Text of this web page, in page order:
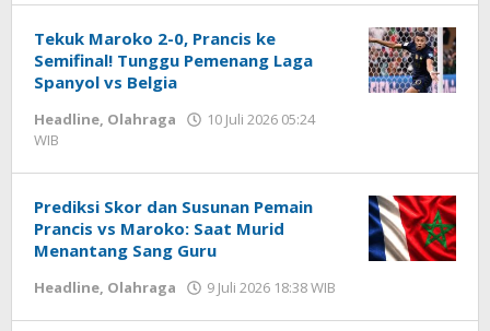
Tekuk Maroko 2-0, Prancis ke
Semifinal! Tunggu Pemenang Laga
Spanyol vs Belgia
Headline, Olahraga
10 Juli 2026 05:24
WIB
Prediksi Skor dan Susunan Pemain
Prancis vs Maroko: Saat Murid
Menantang Sang Guru
Headline, Olahraga 9 Juli 2026 18:38 WIB